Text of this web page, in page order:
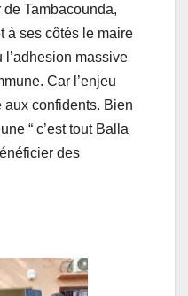
Tambacounda,
à ses côtés le maire
massive
Car l’enjeu
aux confidents. Bien
“ c’est tout Balla
des